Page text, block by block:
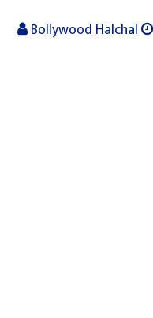
Bollywood Halchal